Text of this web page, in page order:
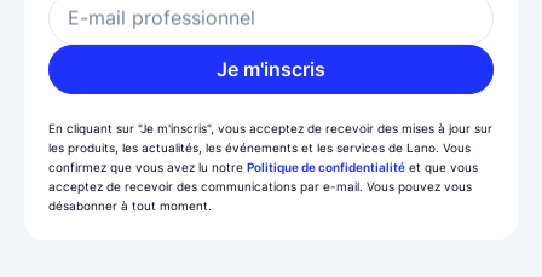
E-mail professionnel
Je m'inscris
En cliquant sur "Je m'inscris", vous acceptez de recevoir des mises à jour sur
les produits, les actualités, les événements et les services de Lano. Vous
confirmez que vous avez lu notre Politique de confidentialité et que vous
acceptez de recevoir des communications par e-mail. Vous pouvez vous
désabonner à tout moment.